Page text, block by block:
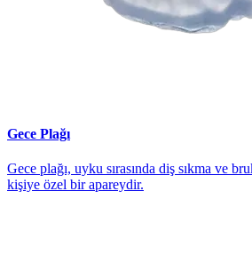
Gece Plağı
Gece plağı, uyku sırasında diş sıkma ve
kişiye özel bir apareydir.